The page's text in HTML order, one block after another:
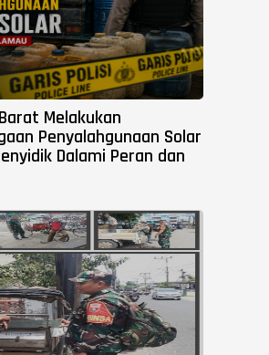
Melakukan
Penyalahgunaan Solar
Dalami Peran dan